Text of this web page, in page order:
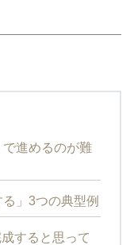
進めるのが難
」3つの典型例
すると思って